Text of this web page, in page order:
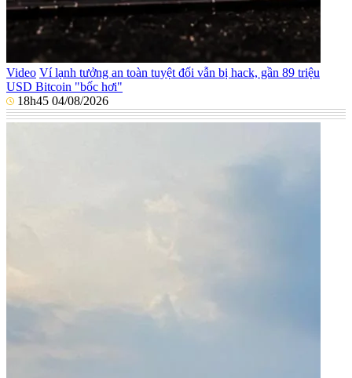
Video Ví lạnh tưởng an toàn tuyệt đối vẫn bị hack, gần 89 triệu
USD Bitcoin "bốc hơi"
18h45 04/08/2026